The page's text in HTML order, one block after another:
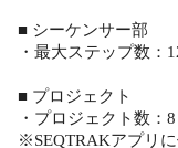
■ シーケンサー部
・最大ステップ数：
■ プロジェクト
・プロジェクト数：8
※SEQTRAKアプリ